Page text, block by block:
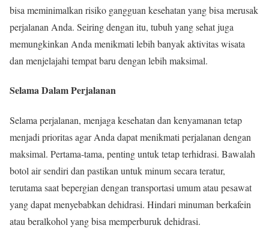
bisa meminimalkan risiko gangguan kesehatan yang bisa merusak
perjalanan Anda. Seiring dengan itu, tubuh yang sehat juga
memungkinkan Anda menikmati lebih banyak aktivitas wisata
dan menjelajahi tempat baru dengan lebih maksimal.
Selama Dalam Perjalanan
Selama perjalanan, menjaga kesehatan dan kenyamanan tetap
menjadi prioritas agar Anda dapat menikmati perjalanan dengan
maksimal. Pertama-tama, penting untuk tetap terhidrasi. Bawalah
botol air sendiri dan pastikan untuk minum secara teratur,
terutama saat bepergian dengan transportasi umum atau pesawat
yang dapat menyebabkan dehidrasi. Hindari minuman berkafein
atau beralkohol yang bisa memperburuk dehidrasi.